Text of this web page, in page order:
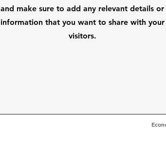
and make sure to add any relevant details or
information that you want to share with your
visitors.